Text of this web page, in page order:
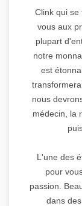
Clink qui se
vous aux
plupart
notre
est
nous
médecin, la
L'une des
pour
passion.
dans